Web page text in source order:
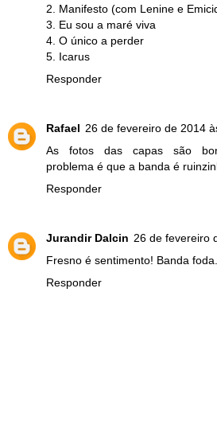
2. Manifesto (com Lenine e
3. Eu sou a maré viva
4. O único a perder
5. Icarus
Responder
Rafael 26 de fevereiro de 2014
As fotos das capas são
problema é que a banda é
Responder
Jurandir Dalcin 26 de fevereiro
Fresno é sentimento! Banda foda.
Responder